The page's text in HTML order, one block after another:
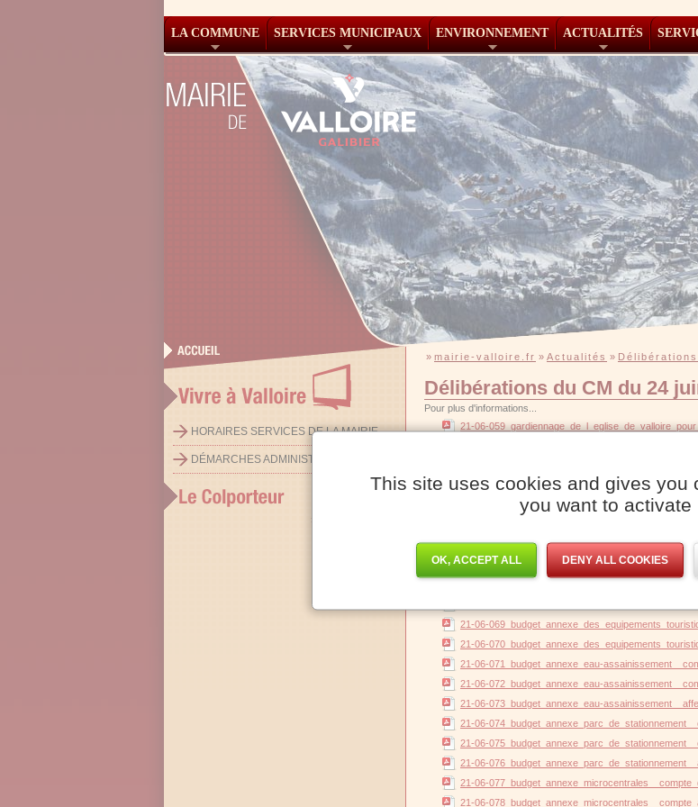
LA COMMUNE SERVICES MUNICIPAUX ENVIRONNEMENT ACTUALITÉS
HORAIRES SERVICES DE LA MAIRIE
DÉMARCHES ADMINISTRATIVES
»
» mairie-valloire.fr » Actualités »
Délibérations du CM du 24
Pour plus d'informations...
21-06-
21-06-
21-06-
21-06-063_feuille_de_route_municipale.pdf(4963ko)
21-06-
21-06-
21-06-
21-06-
21-06-
21-06-071_budget_annexe_eau-
21-06-072_budget_annexe_eau-
21-06-073_budget_annexe_eau-
21-06-
21-06-
21-06-
21-06-
21-06-
This site uses cookies and gives you
you want to activate
OK, ACCEPT ALL DENY ALL COOKIES